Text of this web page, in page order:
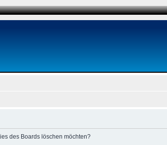
des Boards löschen möchten?